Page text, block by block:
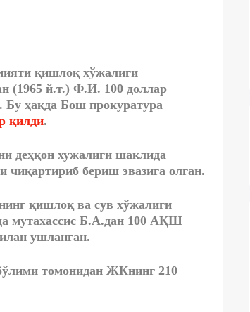
қишлоқ хўжалиги
(1965 й.т.) Ф.И. 100 доллар
Бу ҳақда Бош прокуратура
қилди.
деҳқон хужалиги шаклида
чиқартириб бериш эвазига олган.
қишлоқ ва сув хўжалиги
мутахассис Б.А.дан 100 АҚШ
ушланган.
томонидан ЖКнинг 210